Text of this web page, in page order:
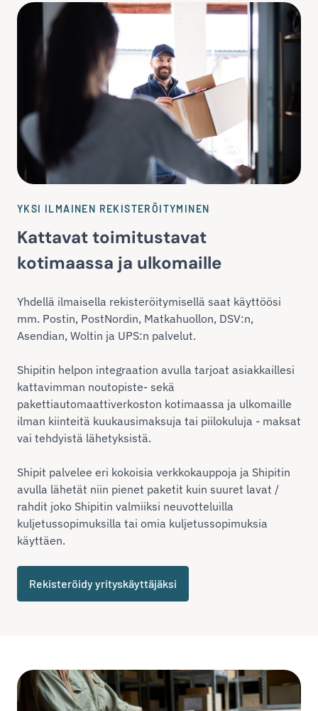
YKSI ILMAINEN REKISTERÖITYMINEN
Kattavat toimitustavat
kotimaassa ja ulkomaille
Yhdellä ilmaisella rekisteröitymisellä saat käyttöösi
mm. Postin, PostNordin, Matkahuollon, DSV:n,
Asendian, Woltin ja UPS:n palvelut.
Shipitin helpon integraation avulla tarjoat asiakkaillesi
kattavimman noutopiste- sekä
pakettiautomaattiverkoston kotimaassa ja ulkomaille
ilman kiinteitä kuukausimaksuja tai piilokuluja - maksat
vai tehdyistä lähetyksistä.
Shipit palvelee eri kokoisia verkkokauppoja ja Shipitin
avulla lähetät niin pienet paketit kuin suuret lavat /
rahdit joko Shipitin valmiiksi neuvotteluilla
kuljetussopimuksilla tai omia kuljetussopimuksia
käyttäen.
Rekisteröidy yrityskäyttäjäksi